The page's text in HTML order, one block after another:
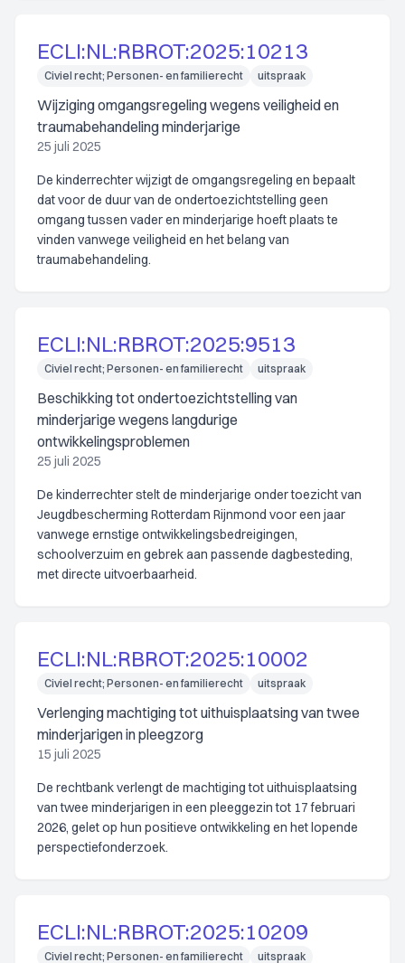
ECLI:NL:RBROT:2025:10213
Civiel recht; Personen- en familierecht uitspraak
Wijziging omgangsregeling wegens veiligheid en
traumabehandeling minderjarige
25 juli 2025
De kinderrechter wijzigt de omgangsregeling en bepaalt
dat voor de duur van de ondertoezichtstelling geen
omgang tussen vader en minderjarige hoeft plaats te
vinden vanwege veiligheid en het belang van
traumabehandeling.
ECLI:NL:RBROT:2025:9513
Civiel recht; Personen- en familierecht uitspraak
Beschikking tot ondertoezichtstelling van
minderjarige wegens langdurige
ontwikkelingsproblemen
25 juli 2025
De kinderrechter stelt de minderjarige onder toezicht van
Jeugdbescherming Rotterdam Rijnmond voor een jaar
vanwege ernstige ontwikkelingsbedreigingen,
schoolverzuim en gebrek aan passende dagbesteding,
met directe uitvoerbaarheid.
ECLI:NL:RBROT:2025:10002
Civiel recht; Personen- en familierecht uitspraak
Verlenging machtiging tot uithuisplaatsing van twee
minderjarigen in pleegzorg
15 juli 2025
De rechtbank verlengt de machtiging tot uithuisplaatsing
van twee minderjarigen in een pleeggezin tot 17 februari
2026, gelet op hun positieve ontwikkeling en het lopende
perspectiefonderzoek.
ECLI:NL:RBROT:2025:10209
Civiel recht; Personen- en familierecht uitspraak